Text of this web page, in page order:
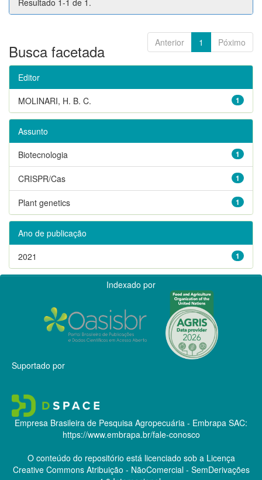
Anterior 1 Póximo
Busca facetada
Editor
1
MOLINARI, H. B. C.
Assunto
1
Biotecnologia
1
CRISPR/Cas
1
Plant genetics
Ano de publicação
1
2021
Indexado por
Suportado por
Empresa Brasileira de Pesquisa Agropecuária - Embrapa SAC:
https://www.embrapa.br/fale-conosco
O conteúdo do repositório está licenciado sob a Licença
Creative CommonsAtribuição - NãoComercial - SemDerivações